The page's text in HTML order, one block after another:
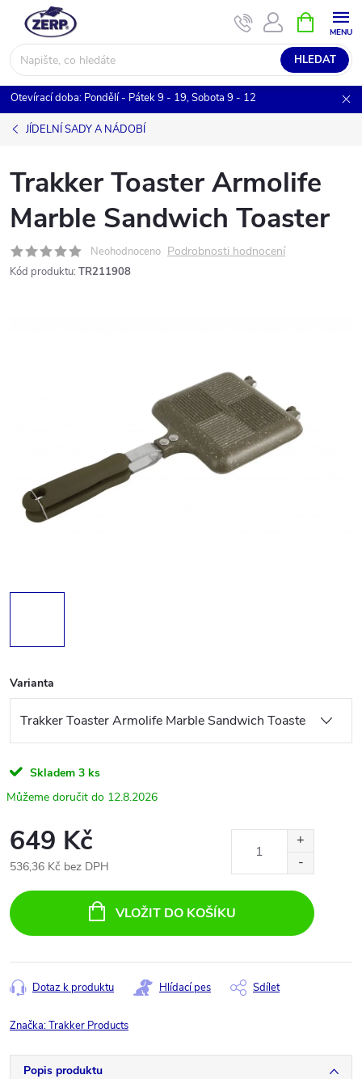
obsah
HLEDAT
NÁKUPNÍ
KOŠÍK
Otevírací doba: Pondělí - Pátek 9 - 19, Sobota 9 - 12
JÍDELNÍ SADY A NÁDOBÍ
Trakker Toaster Armolife
Marble Sandwich Toaster
Neohodnoceno Podrobnosti hodnocení
Kód produktu: TR211908
Varianta
Skladem 3 ks
12.8.2026
649 Kč
536,36 Kč bez DPH
cena:
VLOŽIT DO KOŠÍKU
Dotaz k produktu Hlídací pes Sdílet
Značka:Trakker Products
Popis produktu